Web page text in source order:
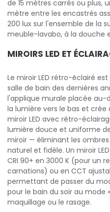
de 15 mètres carrés ou plus,
mètre entre les encastrés
200 lux sur l'ensemble de la
meuble-lavabo, à la douche
MIROIRS LED ET
Le miroir LED rétro-éclairé
salle de bain des dernières
l'applique murale placée au-
la lumière vers le bas et crée
miroir LED avec rétro-
lumière douce et uniforme
miroir — éliminant les
naturel et fidèle. Un miroir
CRI 90+ en 3000 K (pour un
carnations) ou en CCT
permettant de passer du
pour le bain du soir au mode
maquillage ou le rasage.